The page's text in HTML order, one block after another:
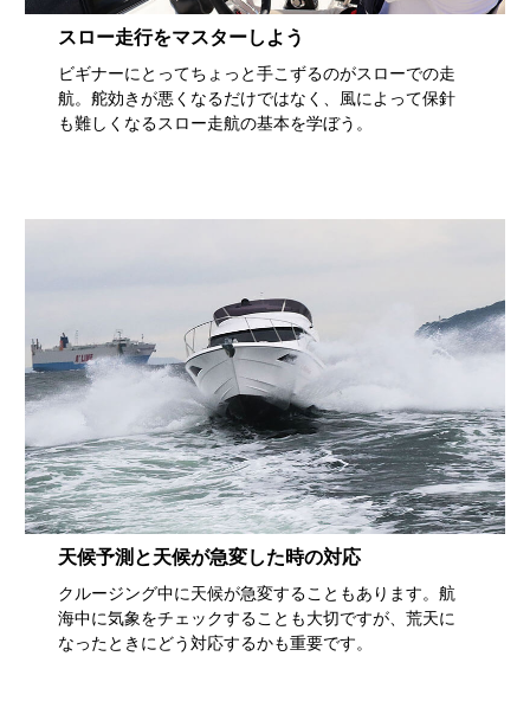
スロー走行をマスターしよう
ビギナーにとってちょっと手こずるのがスローでの走
航。舵効きが悪くなるだけではなく、風によって保針
も難しくなるスロー走航の基本を学ぼう。
天候予測と天候が急変した時の対応
クルージング中に天候が急変することもあります。航
海中に気象をチェックすることも大切ですが、荒天に
なったときにどう対応するかも重要です。